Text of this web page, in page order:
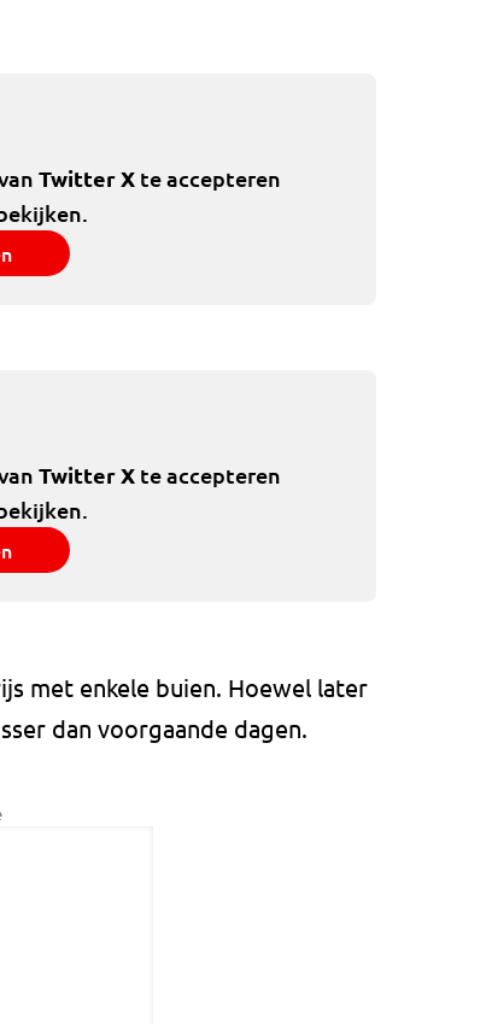
Twitter Xte accepteren
Twitter Xte accepteren
met enkele buien. Hoewel later
dan voorgaande dagen.